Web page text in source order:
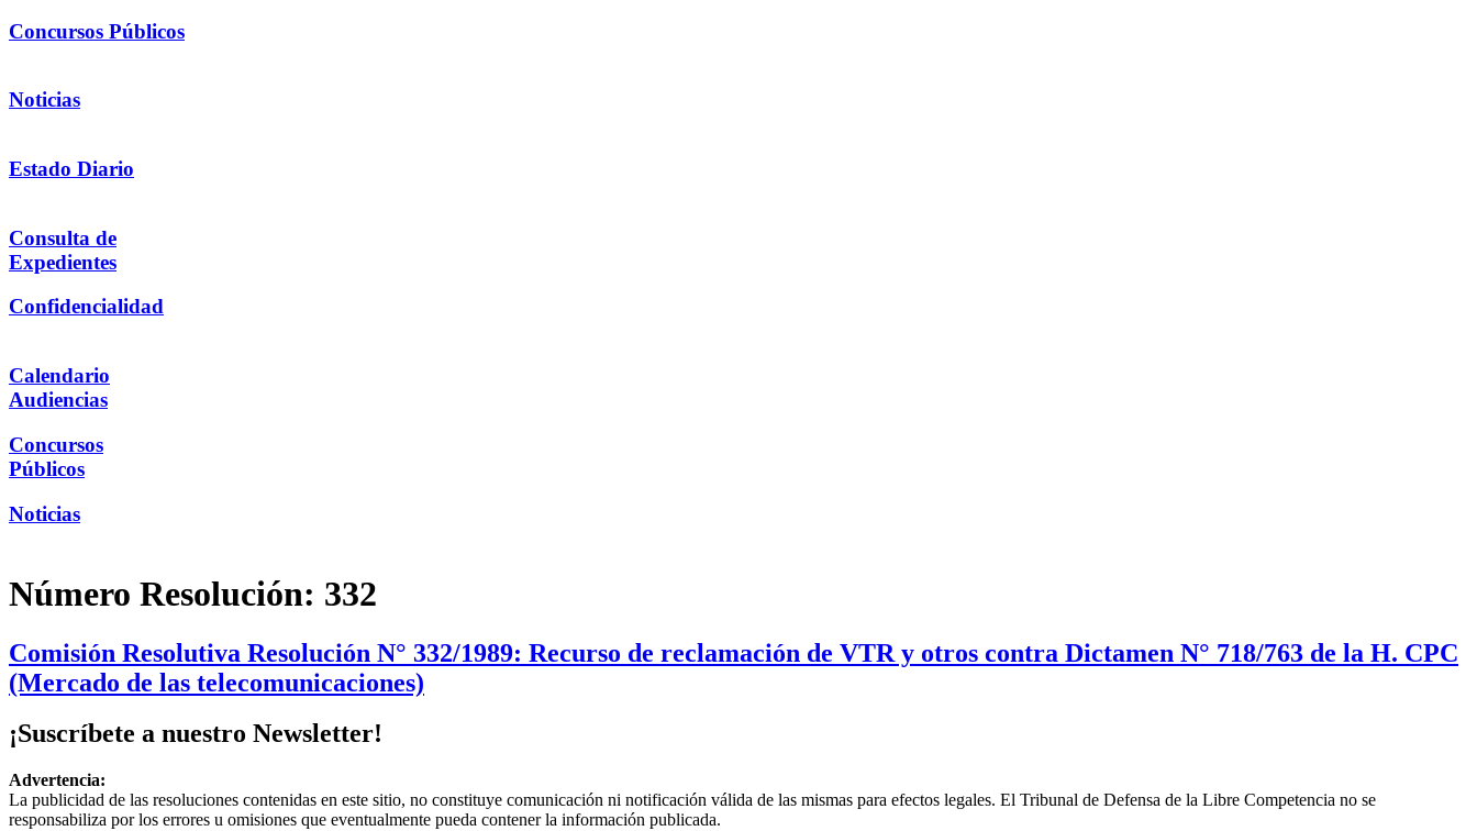
Concursos Públicos
Noticias
Estado Diario
Consulta de
Expedientes
Confidencialidad
Calendario
Audiencias
Concursos
Públicos
Noticias
Número Resolución: 332
Comisión Resolutiva Resolución N° 332/1989: Recurso de reclamación de VTR y otros contra Dictamen N° 718/763 de la H. CPC
(Mercado de las telecomunicaciones)
¡Suscríbete a nuestro Newsletter!
Advertencia:
La publicidad de las resoluciones contenidas en este sitio, no constituye comunicación ni notificación válida de las mismas para efectos legales. El Tribunal de Defensa de la Libre Competencia no se
responsabiliza por los errores u omisiones que eventualmente pueda contener la información publicada.